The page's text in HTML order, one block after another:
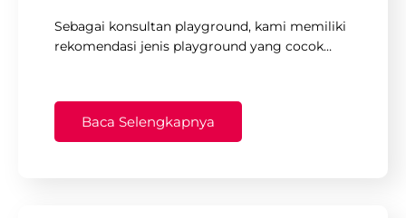
Sebagai konsultan playground, kami memiliki
rekomendasi jenis playground yang cocok…
Baca Selengkapnya